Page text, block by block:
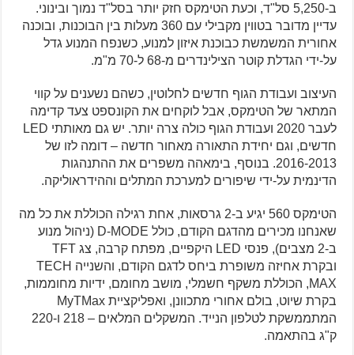
ב-5,250 סל"ד, וכעת הטימקס חזק יותר בסל"ד נמוך ובינוני.
עדיין מדובר בטווין מקבילי עם 360 מעלות בין הבוכנות, ובוכנה
אחורית המשמשת כבוכנת איזון למנוע, כשנפח המנוע גדל
על-ידי הגדלת קוטר הצילינדרים מ-68 ל-70 מ"מ.
העיצוב ועבודת הגוף חדשים לחלוטין, כשהם נשענים על קווי
המתאר של הטימקס, אבל לוקחים את הקונספט צעד קדימה
לעבר 2020 ועבודת הגוף כולה צרה יותר. יש גם מאותתי LED
חדשים, וגם יחידת התאורה מאחור חדשה – דומה לזו של
2016-2013. בנוסף, בימאהה משפרים את ההתנהגות
הדינמית על-ידי שיפורים למערכת המתלים וההידראוליקה.
הטימקס 560 יגיע ב-2 גרסאות, אחת רגילה הכוללת את כל מה
שאנחנו מכירים מהדגם הקודם, כולל D-MODE (ניהול מנוע
ב-2 מצבים), פנסי LED היקפיים, מפתח קרבה, צג TFT
ובקרת אחיזה משופרת ביחס לדגם הקודם, והשנייה TECH
MAX, הכוללת משקף חשמלי, מושב מחומם, ידיות מחוממות,
בקרת שיוט, בולם אחורי מתכוונן, ואפליקציית MyTMax
המתממשקת לטלפון הנייד. המשקלים המלאים – 218 ו-220
ק"ג בהתאמה.